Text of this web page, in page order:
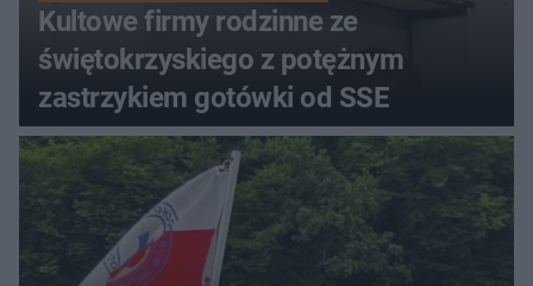
Kultowe firmy rodzinne ze
świętokrzyskiego z potężnym
zastrzykiem gotówki od SSE